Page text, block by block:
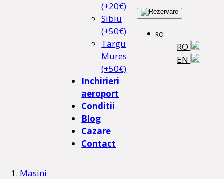
(+20€)
Sibiu
(+50€)
Targu
Mures
(+50€)
Inchirieri
aeroport
Conditii
Blog
Cazare
Contact
RO
RO
EN
Masini